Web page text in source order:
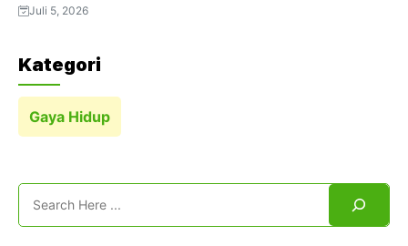
Aktivitas Padat
Juli 5, 2026
Kategori
Gaya Hidup
Search